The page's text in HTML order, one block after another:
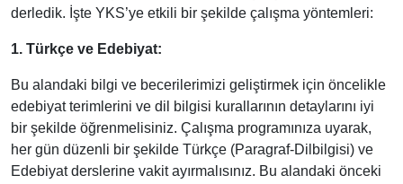
derledik. İşte YKS’ye etkili bir şekilde çalışma yöntemleri:
1. Türkçe ve Edebiyat:
Bu alandaki bilgi ve becerilerimizi geliştirmek için öncelikle
edebiyat terimlerini ve dil bilgisi kurallarının detaylarını iyi
bir şekilde öğrenmelisiniz. Çalışma programınıza uyarak,
her gün düzenli bir şekilde Türkçe (Paragraf-Dilbilgisi) ve
Edebiyat derslerine vakit ayırmalısınız. Bu alandaki önceki